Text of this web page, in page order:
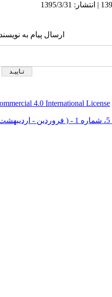
ارسال پیام به
4.0 International License